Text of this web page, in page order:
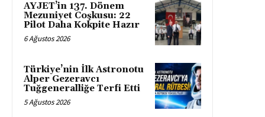
AYJET’in 137. Dönem
Mezuniyet Coşkusu: 22
Pilot Daha Kokpite Hazır
6 Ağustos 2026
Türkiye’nin İlk Astronotu
Alper Gezeravcı
Tuğgeneralliğe Terfi Etti
5 Ağustos 2026